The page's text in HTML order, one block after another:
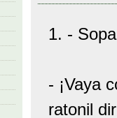
1. -
- ¡Vaya
ratonil